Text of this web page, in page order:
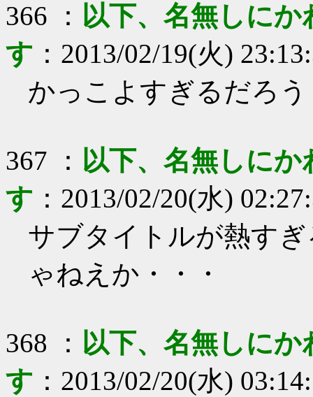
366 ： 以下、名無しに
す ： 2013/02/19(火)
かっこよすぎるだろう
367 ： 以下、名無しに
す ： 2013/02/20(水)
サブタイトルが熱す
ゃねえか・・・
368 ： 以下、名無しに
す ： 2013/02/20(水)